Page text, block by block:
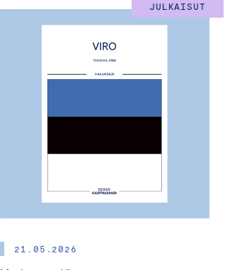
JULKAISUT
21.05.2026